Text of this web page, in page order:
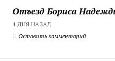
Отъезд Бориса
4 ДНЯ НАЗАД
Оставить комментарий